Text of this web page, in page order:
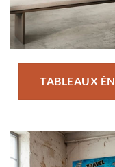
TABLEAUX